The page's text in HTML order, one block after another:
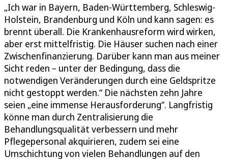
„Ich war in Bayern, Baden-Württemberg, Schleswig-
Holstein, Brandenburg und Köln und kann sagen: es
brennt überall. Die Krankenhausreform wird wirken,
aber erst mittelfristig. Die Häuser suchen nach einer
Zwischenfinanzierung. Darüber kann man aus meiner
Sicht reden – unter der Bedingung, dass die
notwendigen Veränderungen durch eine Geldspritze
nicht gestoppt werden.“ Die nächsten zehn Jahre
seien „eine immense Herausforderung“. Langfristig
könne man durch Zentralisierung die
Behandlungsqualität verbessern und mehr
Pflegepersonal akquirieren, zudem sei eine
Umschichtung von vielen Behandlungen auf den